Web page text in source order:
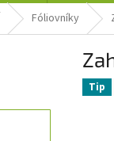
Fóliovníky
Tip